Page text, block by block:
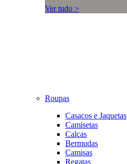
Ver tudo >
Roupas
Casacos e Jaquetas
Camisetas
Calças
Bermudas
Camisas
Regatas